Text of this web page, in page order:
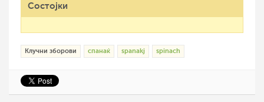
Состојки
Клучни зборови спанаќ spanakj spinach